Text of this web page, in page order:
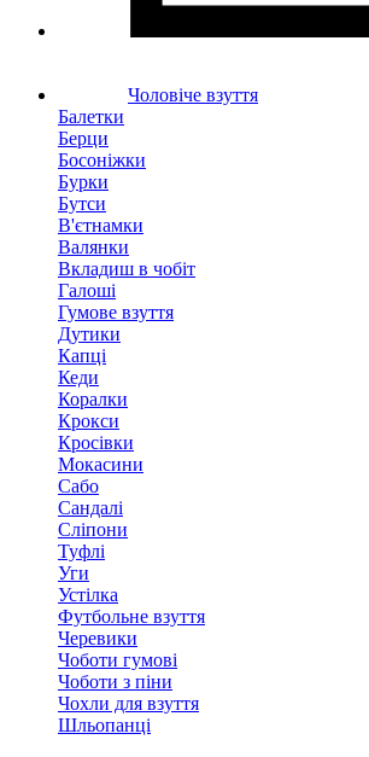
Чоловіче взуття
Балетки
Берци
Босоніжки
Бурки
Бутси
В'єтнамки
Валянки
Вкладиш в чобіт
Галоші
Гумове взуття
Дутики
Капці
Кеди
Коралки
Крокси
Кросівки
Мокасини
Сабо
Сандалі
Сліпони
Туфлі
Уги
Устілка
Футбольне взуття
Черевики
Чоботи гумові
Чоботи з піни
Чохли для взуття
Шльопанці